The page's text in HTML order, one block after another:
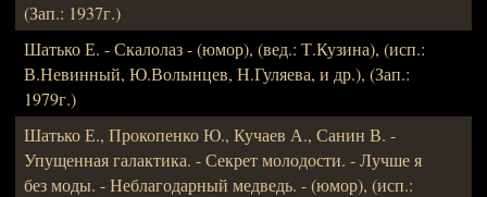
(Зап.: 1937г.)
Шатько Е. - Скалолаз - (юмор), (вед.: Т.Кузина), (исп.:
В.Невинный, Ю.Волынцев, Н.Гуляева, и др.), (Зап.:
1979г.)
Шатько Е., Прокопенко Ю., Кучаев А., Санин В. -
Упущенная галактика. - Секрет молодости. - Лучше я
без моды. - Неблагодарный медведь. - (юмор), (исп.: